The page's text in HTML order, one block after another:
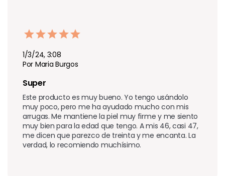
1/3/24, 3:08
Por Maria Burgos
Super
Este producto es muy bueno. Yo tengo usándolo
muy poco, pero me ha ayudado mucho con mis
arrugas. Me mantiene la piel muy firme y me siento
muy bien para la edad que tengo. A mis 46, casi 47,
me dicen que parezco de treinta y me encanta. La
verdad, lo recomiendo muchísimo.